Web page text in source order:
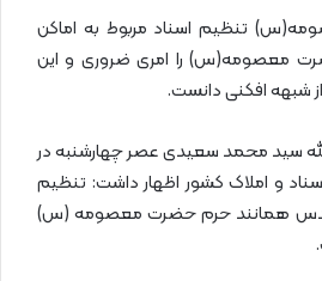
تنظیم اسناد مربوط به اماکن
معصومه(س) را امری ضروری و این
شبهه افکنی دانست.
سید محمد سعیدی عصر چهارشنبه در
و املاک کشور اظهار داشت: تنظیم
مقدس همانند حرم حضرت معصومه (س)